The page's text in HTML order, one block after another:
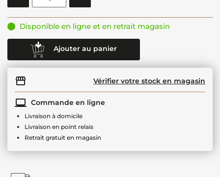
Disponible en ligne et en retrait magasin
Ajouter au panier
Vérifier votre stock en magasin
Commande en ligne
Livraison à domicile
Livraison en point relais
Retrait gratuit en magasin